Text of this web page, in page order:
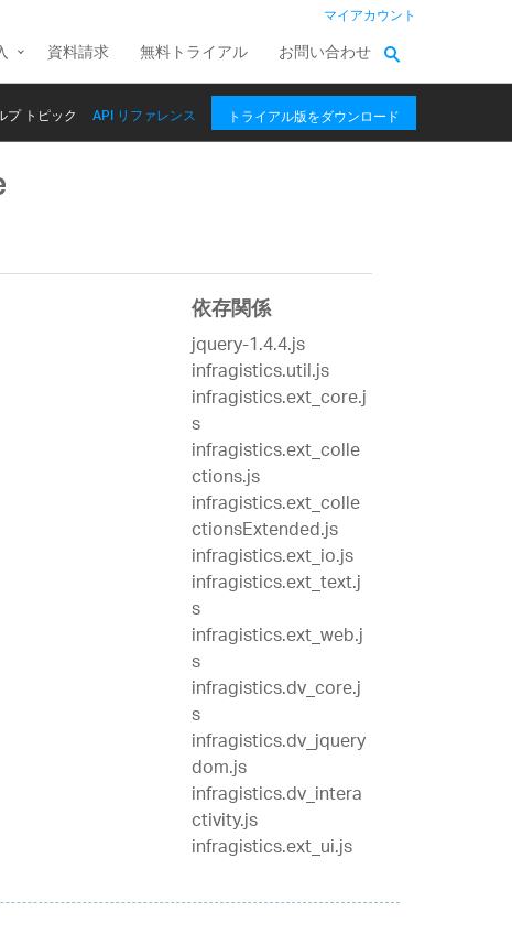
マイアカウント
資料請求 無料トライアル お問い合わせ
トピック API リファレンス トライアル版をダウンロード
依存関係
jquery-1.4.4.js
infragistics.util.js
infragistics.ext_core.j
s
infragistics.ext_colle
ctions.js
infragistics.ext_colle
ctionsExtended.js
infragistics.ext_io.js
infragistics.ext_text.j
s
infragistics.ext_web.j
s
infragistics.dv_core.j
s
infragistics.dv_jquery
dom.js
infragistics.dv_intera
ctivity.js
infragistics.ext_ui.js